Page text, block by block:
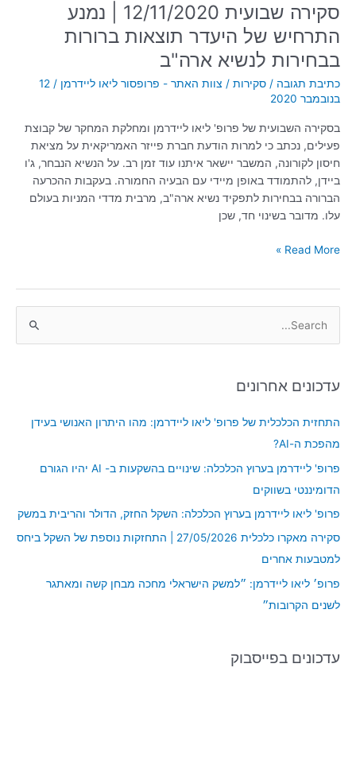
סקירה שבועית 12/11/2020 | נמנע
התרחיש של היעדר תוצאות ברורות
בבחירות לנשיא ארה"ב
כתיבת תגובה / סקירות / צוות האתר - פרופסור ליאו ליידרמן /
12
בנובמבר 2020
בסקירה השבועית של פרופ' ליאו ליידרמן ומחלקת המחקר של קבוצת
פעילים, נכתב כי למרות הודעת חברת פייזר האמריקאית על מציאת
חיסון לקורונה, המשבר יישאר איתנו עוד זמן רב. על הנשיא הנבחר, ג'ו
ביידן, להתמודד באופן מיידי עם הבעיה החמורה. בעקבות ההכרעה
הברורה בבחירות לתפקיד נשיא ארה"ב, מרבית מדדי המניות בעולם
עלו. מדובר בשינוי חד, שכן
ארה"ב
Read More »
r
:
עדכונים אחרונים
התחזית הכלכלית של פרופ' ליאו ליידרמן: מהו היתרון האנושי בעידן
מהפכת ה-AI?
פרופ' ליידרמן בערוץ הכלכלה: שינויים בהשקעות ב- AI יהיו הגורם
הדומיננטי בשווקים
פרופ' ליאו ליידרמן בערוץ הכלכלה: השקל החזק, הדולר והריבית במשק
סקירה מאקרו כלכלית 27/05/2026 | התחזקות נוספת של השקל ביחס
למטבעות אחרים
פרופ׳ ליאו ליידרמן: ״למשק הישראלי מחכה מבחן קשה ומאתגר
לשנים הקרובות״
עדכונים בפייסבוק